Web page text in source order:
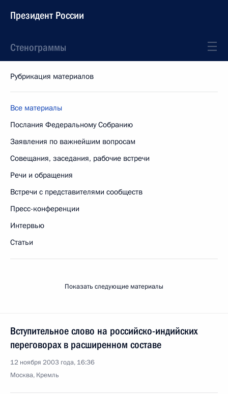
Президент России
Стенограммы
Рубрикация материалов
Все материалы
Послания Федеральному Собранию
Заявления по важнейшим вопросам
Совещания, заседания, рабочие встречи
Речи и обращения
Встречи с представителями сообществ
Пресс-конференции
Интервью
Статьи
Показать следующие материалы
Вступительное слово на российско-индийских
переговорах в расширенном составе
12 ноября 2003 года, 16:36
Москва, Кремль